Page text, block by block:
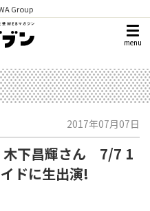
Group
menu
2017年07月07日
木下昌輝さん 7/7 1
ドに生出演!